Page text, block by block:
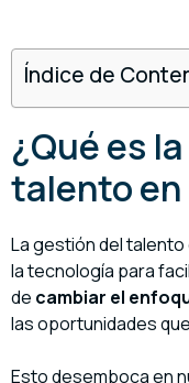
Índice de
¿Qué es
talento en
La gestión del talento
la tecnología para
de cambiar el
las oportunidades
Esto desemboca en